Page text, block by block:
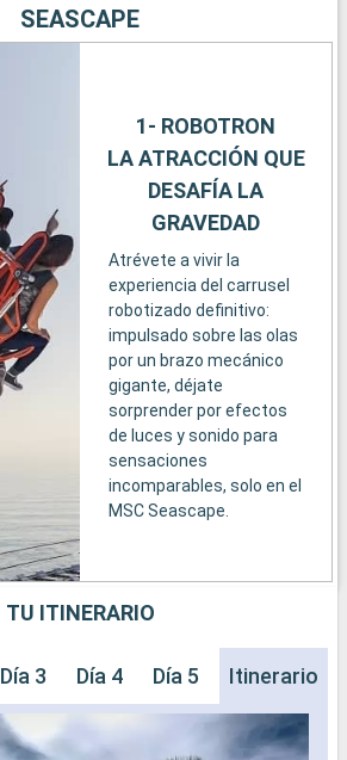
SEASCAPE
1- ROBOTRON
LA ATRACCIÓN QUE
DESAFÍA LA
GRAVEDAD
Atrévete a vivir la
experiencia del carrusel
robotizado definitivo:
impulsado sobre las olas
por un brazo mecánico
gigante, déjate
sorprender por efectos
de luces y sonido para
sensaciones
incomparables, solo en el
MSC Seascape.
TU ITINERARIO
Día 3 Día 4 Día 5 Día 6 Día
Itinerario